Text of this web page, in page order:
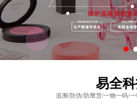
易全
追溯/防伪/防窜货/一物一码/